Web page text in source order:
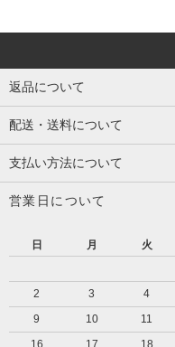
返品について
配送・送料について
支払い方法について
営業日について
日
月 火
2
3 4
9
10 11